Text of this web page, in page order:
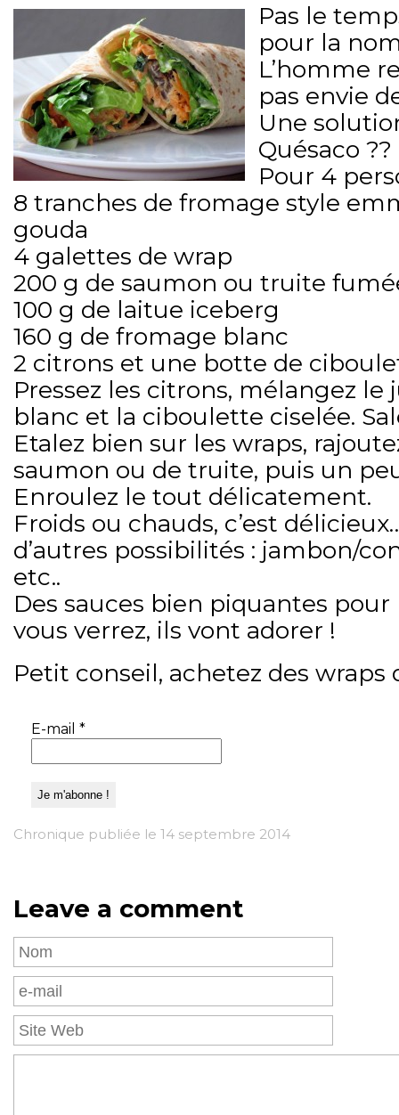
Pas le
pour la
L’homme
pas envie
Une
Quésaco ??
Pour 4
8 tranches de fromage style
gouda
4 galettes de wrap
200 g de saumon ou truite
100 g de laitue iceberg
160 g de fromage blanc
2 citrons et une botte de
Pressez les citrons, mélangez le
blanc et la ciboulette ciselée.
Etalez bien sur les wraps,
saumon ou de truite, puis un
Enroulez le tout délicatement.
Froids ou chauds, c’est
d’autres possibilités : jambon/
etc..
Des sauces bien piquantes
vous verrez, ils vont adorer !
Petit conseil, achetez des
E-mail *
Chronique publiée le 14 septembre 2014
Leave a comment